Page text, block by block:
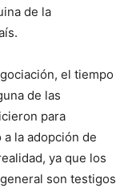
de la
el tiempo
de las
para
la adopción de
ya que los
son testigos